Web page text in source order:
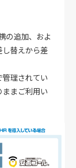
の追加、およ
替えから差
理されてい
まご利用い